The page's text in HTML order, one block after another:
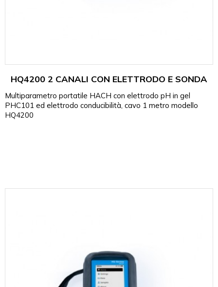
HQ4200 2 CANALI CON ELETTRODO E SONDA
Multiparametro portatile HACH con elettrodo pH in gel
PHC101 ed elettrodo conducibilità, cavo 1 metro modello
HQ4200